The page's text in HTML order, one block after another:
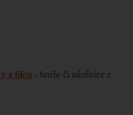
z filcu - brože či náušnice z